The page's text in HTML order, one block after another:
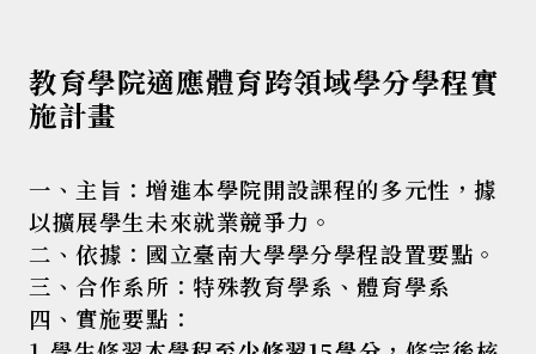
教育學院適應體育跨領域學分學程實
施計畫
一、主旨：增進本學院開設課程的多元性，據
以擴展學生未來就業競爭力。
二、依據：國立臺南大學學分學程設置要點。
三、合作系所：特殊教育學系、體育學系
四、實施要點：